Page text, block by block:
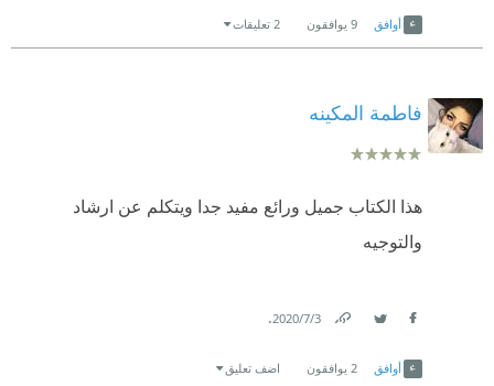
أوافق 9 يوافقون 2 تعليقات
فاطمة المكينه
هذا الكتاب جميل ورائع مفيد جدا ويتكلم عن ارشاد
والتوجيه
3‏/7‏/2020
.
أوافق 2 يوافقون اضف تعليق